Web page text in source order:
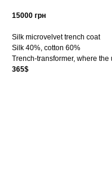
15000 грн
Silk microvelvet trench coat
Silk 40%, cotton 60%
Trench-transformer, where
365$